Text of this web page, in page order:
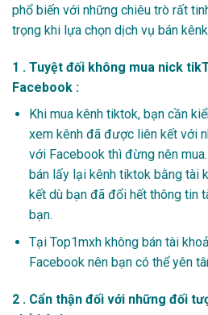
phổ biến với những chiêu trò rất
trọng khi lựa chọn dịch vụ bán
1 . Tuyệt đối không mua nick
Facebook :
Khi mua kênh tiktok, bạn cần
xem kênh đã được liên kết với
với Facebook thì đừng nên
bán lấy lại kênh tiktok bằng tài
kết dù bạn đã đổi hết thông tin
bạn.
Tại Top1mxh không bán tài
Facebook nên bạn có thể yên
2 . Cẩn thận đối với những đối